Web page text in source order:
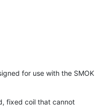
for use with the SMOK
fixed coil that cannot